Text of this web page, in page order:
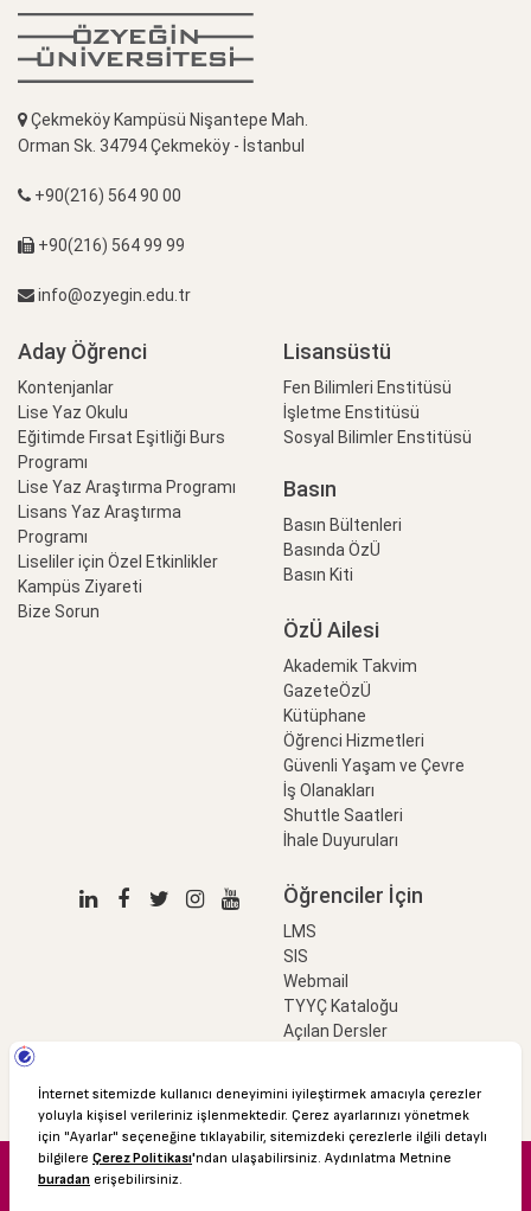
Çekmeköy Kampüsü Nişantepe Mah.
Orman Sk. 34794 Çekmeköy - İstanbul
+90(216) 564 90 00
+90(216) 564 99 99
info@ozyegin.edu.tr
Aday Öğrenci
Kontenjanlar
Lise Yaz Okulu
Eğitimde Fırsat Eşitliği Burs
Programı
Lise Yaz Araştırma Programı
Lisans Yaz Araştırma
Programı
Liseliler için Özel Etkinlikler
Kampüs Ziyareti
Bize Sorun
Lisansüstü
Fen Bilimleri Enstitüsü
İşletme Enstitüsü
Sosyal Bilimler Enstitüsü
Basın
Basın Bültenleri
Basında ÖzÜ
Basın Kiti
ÖzÜ Ailesi
Akademik Takvim
GazeteÖzÜ
Kütüphane
Öğrenci Hizmetleri
Güvenli Yaşam ve Çevre
İş Olanakları
Shuttle Saatleri
İhale Duyuruları
Öğrenciler İçin
LMS
SIS
Webmail
TYYÇ Kataloğu
Açılan Dersler
© 2016 Özyeğin Üniversitesi